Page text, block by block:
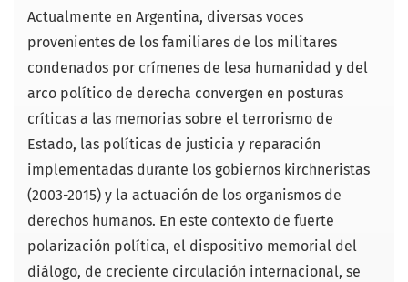
Actualmente en Argentina, diversas voces
provenientes de los familiares de los militares
condenados por crímenes de lesa humanidad y del
arco político de derecha convergen en posturas
críticas a las memorias sobre el terrorismo de
Estado, las políticas de justicia y reparación
implementadas durante los gobiernos kirchneristas
(2003-2015) y la actuación de los organismos de
derechos humanos. En este contexto de fuerte
polarización política, el dispositivo memorial del
diálogo, de creciente circulación internacional, se